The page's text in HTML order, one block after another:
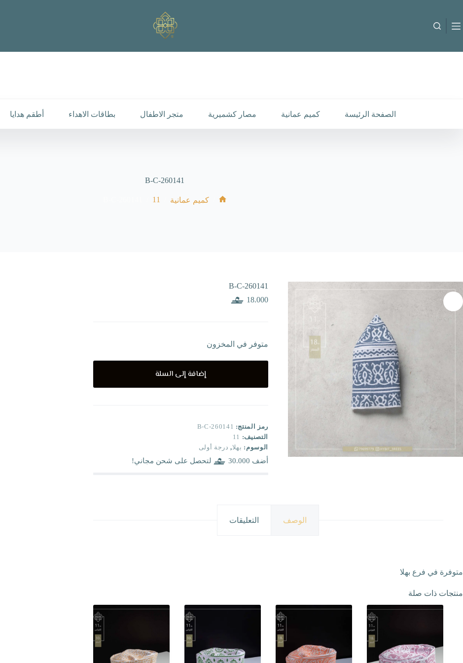
المحتوىB-C-260141
الصفحة الرئيسة كميم عمانية مصار كشميرية متجر الاطفال بطاقات الاهداء أطقم هدايا
B-C-260141
كميم عمانية 11
B-C-260141
18.000
متوفر في المخزون
إضافة إلى السلة
رمز المنتج: B-C-260141
التصنيف: 11
الوسوم: بهلا, درجة أولى
أضف 30.000 لتحصل على شحن مجاني!
الوصف التعليقات
متوفرة في فرع بهلا
منتجات ذات صلة